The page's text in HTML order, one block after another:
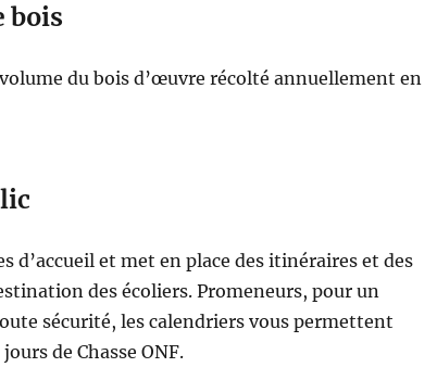
bois
du bois d’œuvre récolté annuellement en
d’accueil et met en place des itinéraires et des
des écoliers. Promeneurs, pour un
sécurité, les calendriers vous permettent
de Chasse ONF.